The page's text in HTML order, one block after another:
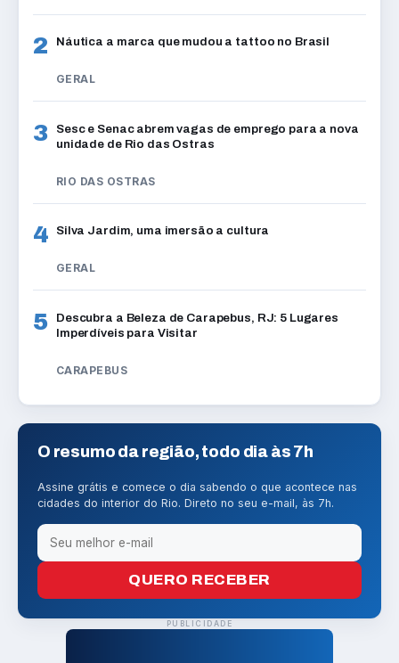
2 Náutica a marca que mudou a tattoo no Brasil
GERAL
3
Sesc e Senac abrem vagas de emprego para a nova
unidade de Rio das Ostras
RIO DAS OSTRAS
4 Silva Jardim, uma imersão a cultura
GERAL
5
Descubra a Beleza de Carapebus, RJ: 5 Lugares
Imperdíveis para Visitar
CARAPEBUS
O resumo da região, todo dia às 7h
Assine grátis e comece o dia sabendo o que acontece nas
cidades do interior do Rio. Direto no seu e-mail, às 7h.
QUERO RECEBER
PUBLICIDADE